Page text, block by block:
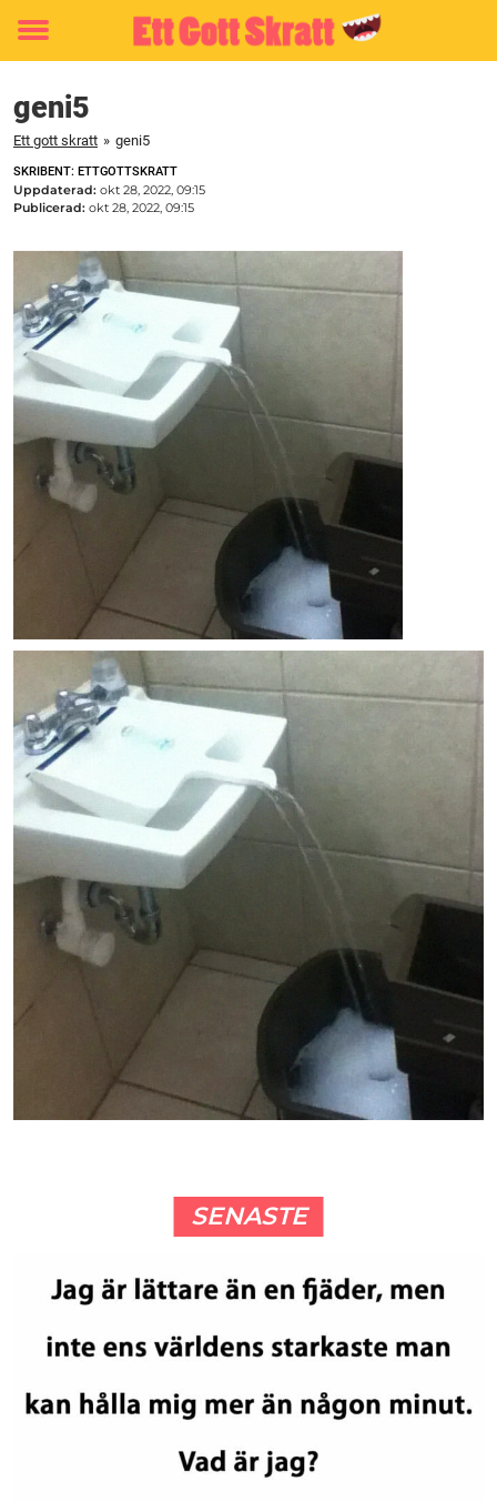
Toggle
geni5
Ett gott skratt » geni5
SKRIBENT: ETTGOTTSKRATT
Uppdaterad: okt 28, 2022, 09:15
Publicerad: okt 28, 2022, 09:15
SENASTE